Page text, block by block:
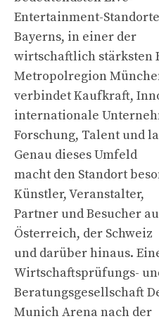
Entertainment-
Bayerns, in einer der
wirtschaftlich stärksten
Metropolregion
verbindet Kaufkraft,
internationale
Forschung, Talent und
Genau dieses Umfeld
macht den Standort
Künstler, Veranstalter,
Partner und Besucher
Österreich, der Schweiz
und darüber hinaus.
Wirtschaftsprüfungs-
Beratungsgesellschaft
Munich Arena nach der